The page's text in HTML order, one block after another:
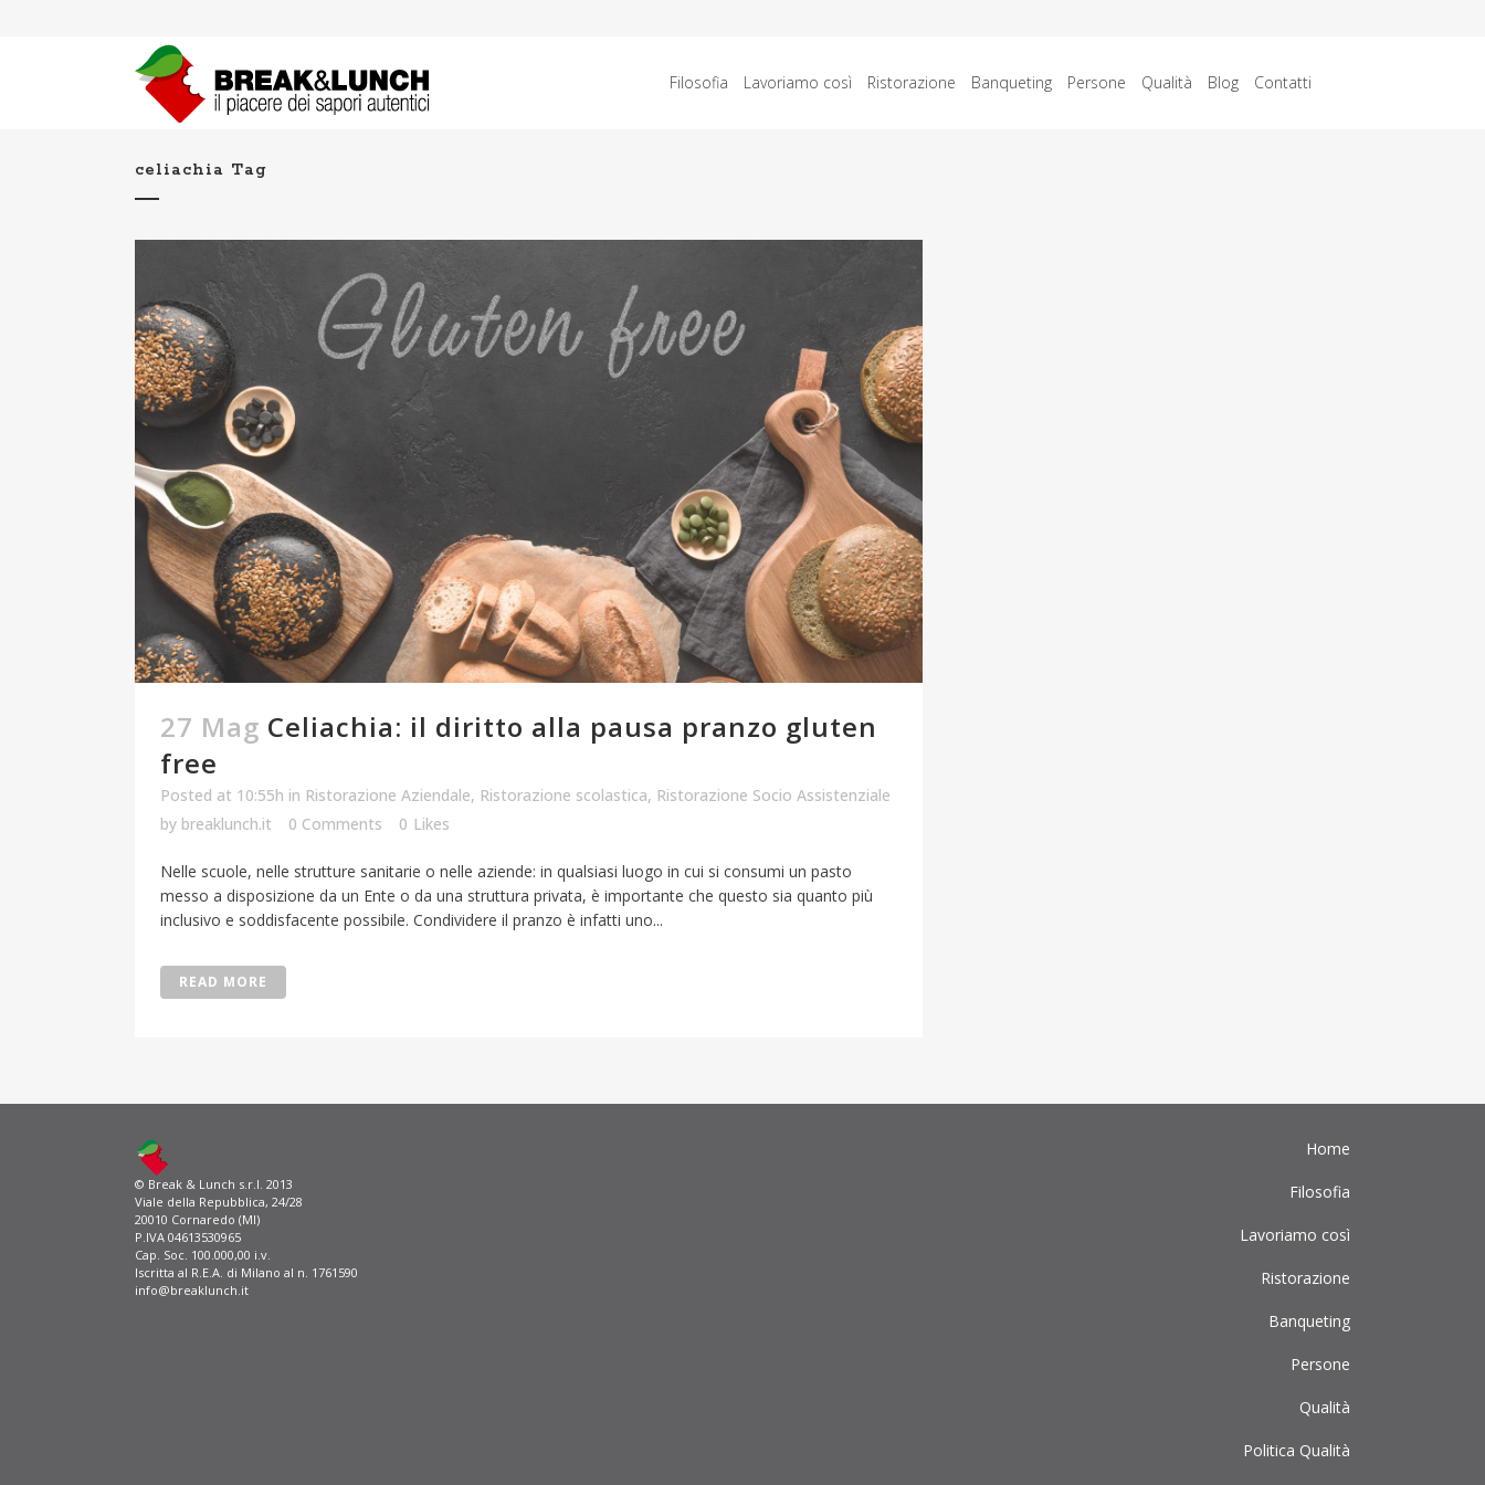
Filosofia Lavoriamo così Ristorazione Banqueting Persone Qualità Blog Contatti
celiachia Tag
27 Mag Celiachia: il diritto alla pausa pranzo gluten
free
Posted at 10:55h in Ristorazione Aziendale, Ristorazione scolastica, Ristorazione Socio Assistenziale
by breaklunch.it 0 Comments 0 Likes
Nelle scuole, nelle strutture sanitarie o nelle aziende: in qualsiasi luogo in cui si consumi un pasto
messo a disposizione da un Ente o da una struttura privata, è importante che questo sia quanto più
inclusivo e soddisfacente possibile. Condividere il pranzo è infatti uno...
READ MORE
© Break & Lunch s.r.l. 2013
Viale della Repubblica, 24/28
20010 Cornaredo (MI)
P.IVA 04613530965
Cap. Soc. 100.000,00 i.v.
Iscritta al R.E.A. di Milano al n. 1761590
info@breaklunch.it
Home
Filosofia
Lavoriamo così
Ristorazione
Banqueting
Persone
Qualità
Politica Qualità